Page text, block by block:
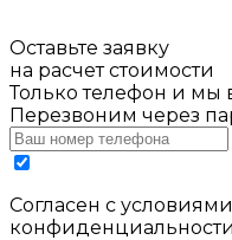
Оставьте заявку
на расчет стоимости
Только телефон и мы
Перезвоним через
Cогласен с условиями